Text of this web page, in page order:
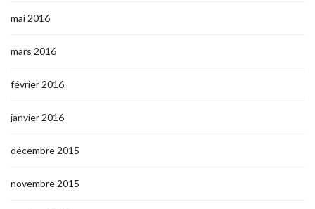
mai 2016
mars 2016
février 2016
janvier 2016
décembre 2015
novembre 2015